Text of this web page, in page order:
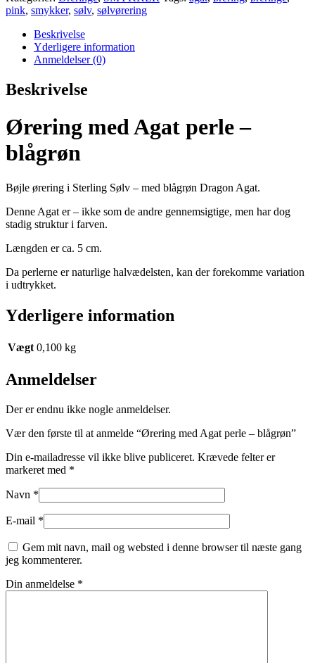
perle
-
blågrøn
antal
pink, smykker, sølv, sølvørering
Beskrivelse
Yderligere information
Anmeldelser (0)
Beskrivelse
Ørering med Agat perle –
blågrøn
Bøjle ørering i Sterling Sølv – med blågrøn Dragon Agat.
Denne Agat er – ikke som de andre gennemsigtige, men har dog
stadig struktur i farven.
Længden er ca. 5 cm.
Da perlerne er naturlige halvædelsten, kan der forekomme variation
i udtrykket.
Yderligere information
Vægt 0,100 kg
Anmeldelser
Der er endnu ikke nogle anmeldelser.
Vær den første til at anmelde “Ørering med Agat perle – blågrøn”
Din e-mailadresse vil ikke blive publiceret. Krævede felter er
markeret med *
Navn *
E-mail *
Gem mit navn, mail og websted i denne browser til næste gang
jeg kommenterer.
Din anmeldelse *